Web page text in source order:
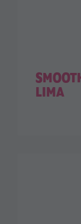
LIMA